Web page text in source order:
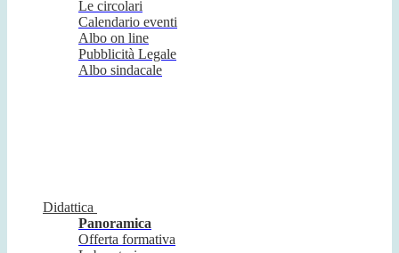
Le circolari
Calendario eventi
Albo on line
Pubblicità Legale
Albo sindacale
Didattica
Panoramica
Offerta formativa